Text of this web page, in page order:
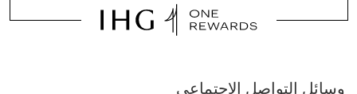
وسائل التواصل الإجتماعي